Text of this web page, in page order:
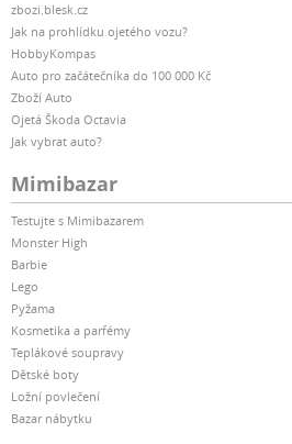
zbozi.blesk.cz
Jak na prohlídku ojetého vozu?
HobbyKompas
Auto pro začátečníka do 100 000 Kč
Zboží Auto
Ojetá Škoda Octavia
Jak vybrat auto?
Mimibazar
Testujte s Mimibazarem
Monster High
Barbie
Lego
Pyžama
Kosmetika a parfémy
Teplákové soupravy
Dětské boty
Ložní povlečení
Bazar nábytku